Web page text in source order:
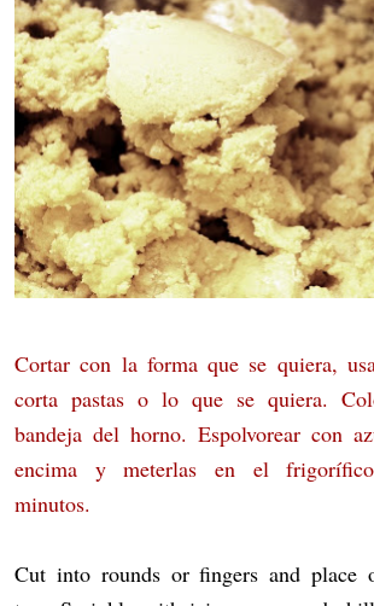
Cortar con la forma que se quiera,
corta pastas o lo que se quiera.
bandeja del horno. Espolvorear con
encima y meterlas en el
minutos.
Cut into rounds or fingers and place